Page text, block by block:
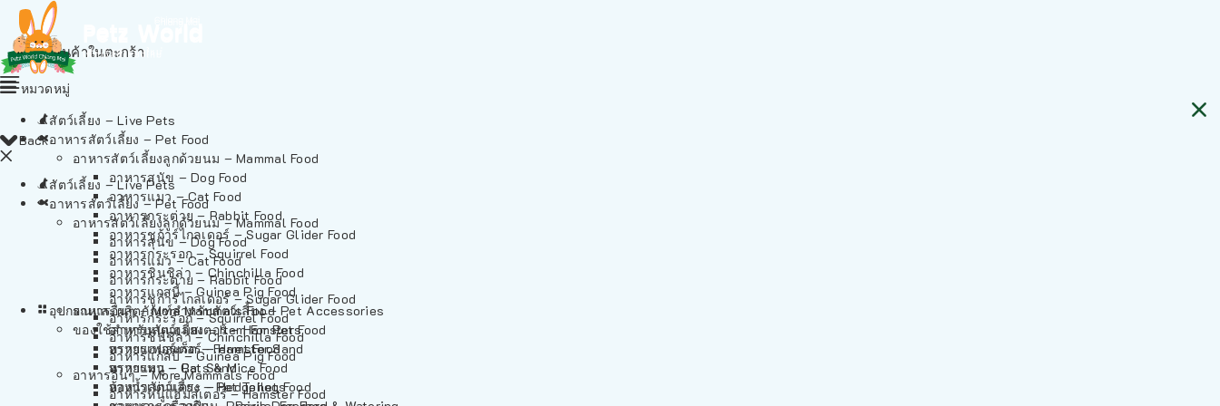
ไม่มีสินค้าในตะกร้า
Back
สัตว์เลี้ยง – Live Pets
อาหารสัตว์เลี้ยง – Pet Food
อาหารสัตว์เลี้ยงลูกด้วยนม – Mammal Food
อาหารสุนัข – Dog Food
อาหารแมว – Cat Food
อาหารกระต่าย – Rabbit Food
อาหารชูก้าร์ไกลเดอร์ – Sugar Glider Food
อาหารกระรอก – Squirrel Food
อาหารชินชิล่า – Chinchilla Food
อาหารแกสบี้ – Guinea Pig Food
อาหารอื่นๆ – More Mammals Food
อาหารหนูแฮมสเตอร์ – Hamster Food
หมวดหมู่
สัตว์เลี้ยง – Live Pets
อาหารสัตว์เลี้ยง – Pet Food
อาหารสัตว์เลี้ยงลูกด้วยนม – Mammal Food
อาหารสุนัข – Dog Food
อาหารแมว – Cat Food
อาหารกระต่าย – Rabbit Food
อาหารชูก้าร์ไกลเดอร์ – Sugar Glider Food
อาหารกระรอก – Squirrel Food
อาหารชินชิล่า – Chinchilla Food
อาหารแกสบี้ – Guinea Pig Food
อาหารอื่นๆ – More Mammals Food
อาหารหนูแฮมสเตอร์ – Hamster Food
อาหารเฟอร์เร็ต – Ferret Food
อาหารหนู – Rats & Mice Food
อาหารเม่นแคระ – Hedgehog Food
อุปกรณและผลิตภัณฑ์สำหรับสัตว์เลี้ยง – Pet Accessories
ของใช้สำหรับสัตว์เลี้ยง – Item For Pets
ทรายแฮมสเตอร์ – Hamster Sand
ทรายแมว – Cat Sand
ห้องน้ำสัตว์เลี้ยง – Pet Toilets